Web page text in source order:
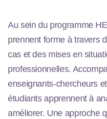
Au sein du programme
prennent forme à travers
cas et des mises en
professionnelles.
enseignants-chercheurs
étudiants apprennent à
améliorer. Une approche